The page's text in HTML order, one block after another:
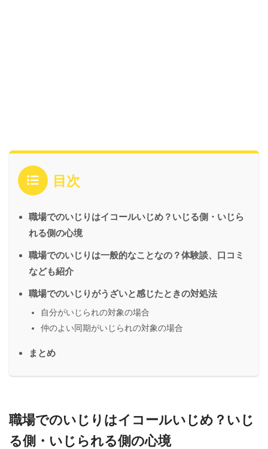
目次
職場でのいじりはイコールいじめ？いじる側・いじら
れる側の心境
職場でのいじりは一般的なことなの？体験談、口コミ
なども紹介
職場でのいじりがうざいと感じたときの対処法
自分がいじられの対象の場合
仲のよい同期がいじられの対象の場合
まとめ
職場でのいじりはイコールいじめ？いじ
る側・いじられる側の心境